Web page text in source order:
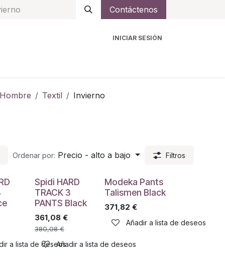
Contáctenos
INICIAR SESIÓN
Hombre Textil Invierno
Ordenar por: Precio - alto a bajo Filtros
a lista de deseos
Spidi HARD
TRACK 3
PANTS Black
361,08€
380,08€
Añadir a lista de deseos
Modeka Pants
Talismen Black
371,82 €
Añadir a lista de deseos